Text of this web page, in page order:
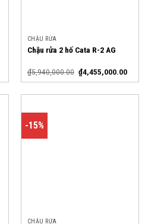
CHẬU RỬA
Chậu rửa 2 hố Cata R-2 AG
₫5,940,000.00 ₫4,455,000.00
-15%
CHẬU RỬA